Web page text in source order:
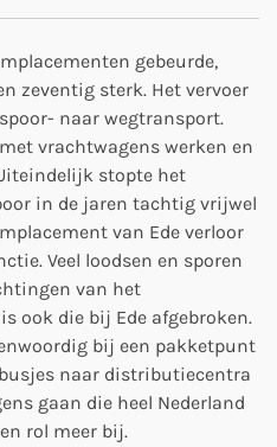
gebeurde,
zeventig sterk. Het vervoer
naar wegtransport.
vrachtwagens werken en
stopte het
in de jaren tachtig vrijwel
van Ede verloor
Veel loodsen en sporen
van het
ook die bij Ede afgebroken.
bij een pakketpunt
naar distributiecentra
gaan die heel Nederland
rol meer bij.